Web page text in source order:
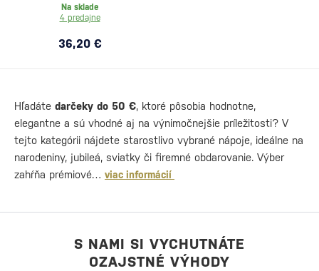
Na sklade
4 predajne
36,20 €
Hľadáte darčeky do 50 €, ktoré pôsobia hodnotne,
elegantne a sú vhodné aj na výnimočnejšie príležitosti? V
tejto kategórii nájdete starostlivo vybrané nápoje, ideálne na
narodeniny, jubileá, sviatky či firemné obdarovanie. Výber
zahŕňa prémiové… viac informácií
S NAMI SI VYCHUTNÁTE
OZAJSTNÉ VÝHODY